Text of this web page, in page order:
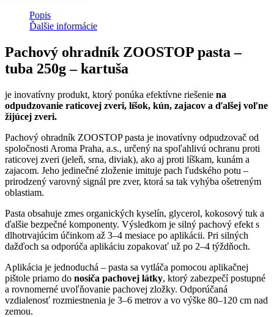
Popis
Ďalšie informácie
Pachový ohradník ZOOSTOP pasta –
tuba 250g – kartuša
je inovatívny produkt, ktorý ponúka efektívne riešenie na
odpudzovanie raticovej zveri, líšok, kún, zajacov a ďalšej voľne
žijúcej zveri.
Pachový ohradník ZOOSTOP pasta je inovatívny odpudzovač od
spoločnosti Aroma Praha, a.s., určený na spoľahlivú ochranu proti
raticovej zveri (jeleň, srna, diviak), ako aj proti líškam, kunám a
zajacom. Jeho jedinečné zloženie imituje pach ľudského potu –
prirodzený varovný signál pre zver, ktorá sa tak vyhýba ošetreným
oblastiam.
Pasta obsahuje zmes organických kyselín, glycerol, kokosový tuk a
ďalšie bezpečné komponenty. Výsledkom je silný pachový efekt s
dlhotrvajúcim účinkom až 3–4 mesiace po aplikácii. Pri silných
dažďoch sa odporúča aplikáciu zopakovať už po 2–4 týždňoch.
Aplikácia je jednoduchá – pasta sa vytláča pomocou aplikačnej
pištole priamo do nosiča pachovej látky, ktorý zabezpečí postupné
a rovnomerné uvoľňovanie pachovej zložky. Odporúčaná
vzdialenosť rozmiestnenia je 3–6 metrov a vo výške 80–120 cm nad
zemou.